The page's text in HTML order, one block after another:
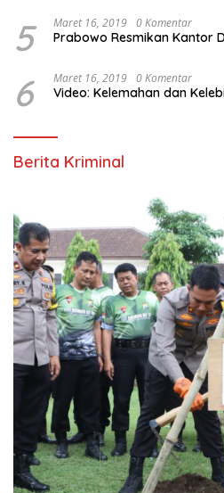
5 Maret 16, 2019 0 Komentar
Prabowo Resmikan Kantor
6 Maret 16, 2019 0 Komentar
Video: Kelemahan dan
Berita Kriminal